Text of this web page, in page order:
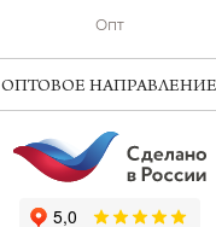
Опт
ОПТОВОЕ НАПРАВЛЕНИЕ